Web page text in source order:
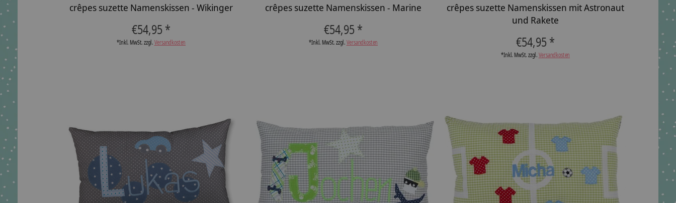
crêpes suzette Namenskissen - Wikinger
€54,95 *
*Inkl. MwSt. zzgl.Versandkosten
crêpes suzette Namenskissen - Marine
€54,95 *
*Inkl. MwSt. zzgl.Versandkosten
crêpes suzette Namenskissen mit Astronaut
und Rakete
€54,95 *
*Inkl. MwSt. zzgl.Versandkosten